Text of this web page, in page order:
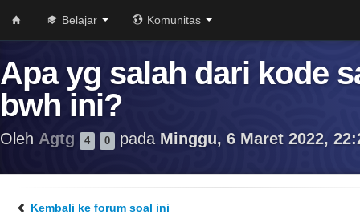
Belajar Komunitas
Apa yg salah dari kode
bwh ini?
Oleh Agtg 4 0 pada Minggu, 6 Maret 2022,
Kembali ke forum soal ini